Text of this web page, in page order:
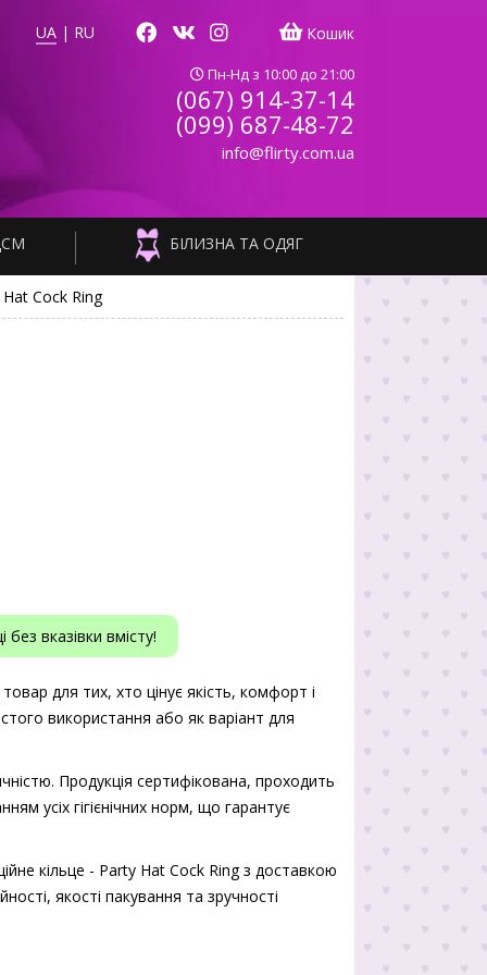
UA | RU Кошик
Пн-Нд з 10:00 до 21:00
(067) 914-37-14
(099) 687-48-72
info@flirty.com.ua
БІЛИЗНА ТА ОДЯГ
Hat Cock Ring
вказівки вмісту!
для тих, хто цінує якість, комфорт і
використання або як варіант для
Продукція сертифікована, проходить
усіх гігієнічних норм, що гарантує
кільце - Party Hat Cock Ring з доставкою
якості пакування та зручності